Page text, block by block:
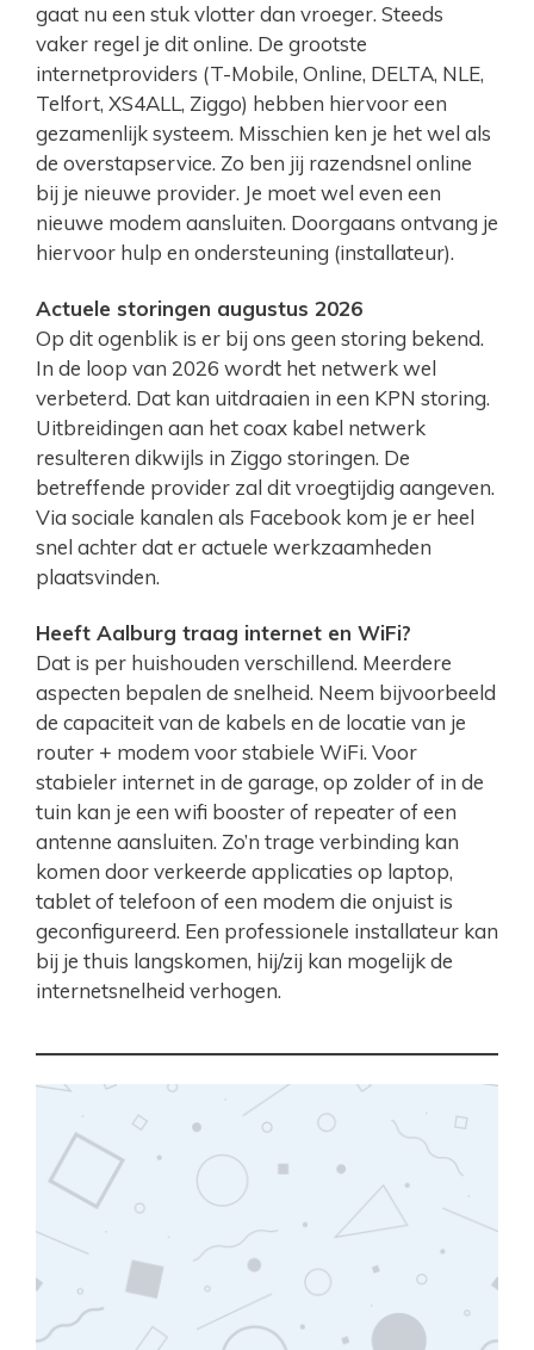
gaat nu een stuk vlotter dan vroeger. Steeds
vaker regel je dit online. De grootste
internetproviders (T-Mobile, Online, DELTA, NLE,
Telfort, XS4ALL, Ziggo) hebben hiervoor een
gezamenlijk systeem. Misschien ken je het wel als
de overstapservice. Zo ben jij razendsnel online
bij je nieuwe provider. Je moet wel even een
nieuwe modem aansluiten. Doorgaans ontvang je
hiervoor hulp en ondersteuning (installateur).
Actuele storingen augustus 2026
Op dit ogenblik is er bij ons geen storing bekend.
In de loop van 2026 wordt het netwerk wel
verbeterd. Dat kan uitdraaien in een KPN storing.
Uitbreidingen aan het coax kabel netwerk
resulteren dikwijls in Ziggo storingen. De
betreffende provider zal dit vroegtijdig aangeven.
Via sociale kanalen als Facebook kom je er heel
snel achter dat er actuele werkzaamheden
plaatsvinden.
Heeft Aalburg traag internet en WiFi?
Dat is per huishouden verschillend. Meerdere
aspecten bepalen de snelheid. Neem bijvoorbeeld
de capaciteit van de kabels en de locatie van je
router + modem voor stabiele WiFi. Voor
stabieler internet in de garage, op zolder of in de
tuin kan je een wifi booster of repeater of een
antenne aansluiten. Zo’n trage verbinding kan
komen door verkeerde applicaties op laptop,
tablet of telefoon of een modem die onjuist is
geconfigureerd. Een professionele installateur kan
bij je thuis langskomen, hij/zij kan mogelijk de
internetsnelheid verhogen.